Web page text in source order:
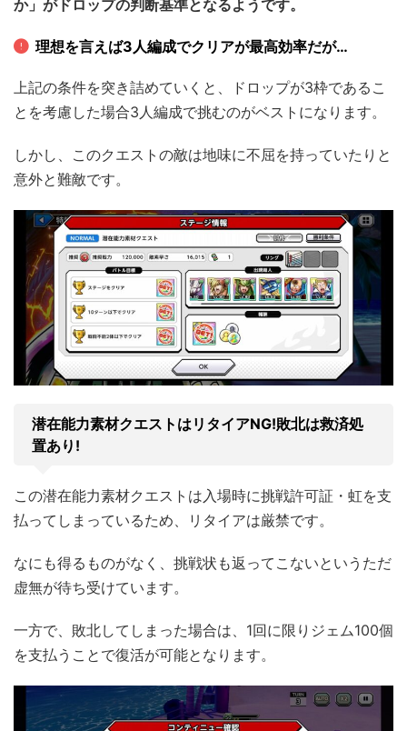
か」がドロップの判断基準となるようです。
理想を言えば3人編成でクリアが最高効率だが…
上記の条件を突き詰めていくと、ドロップが3枠であるこ
とを考慮した場合3人編成で挑むのがベストになります。
しかし、このクエストの敵は地味に不屈を持っていたりと
意外と難敵です。
潜在能力素材クエストはリタイアNG!敗北は救済処
置あり!
この潜在能力素材クエストは入場時に挑戦許可証・虹を支
払ってしまっているため、リタイアは厳禁です。
なにも得るものがなく、挑戦状も返ってこないというただ
虚無が待ち受けています。
一方で、敗北してしまった場合は、1回に限りジェム100個
を支払うことで復活が可能となります。